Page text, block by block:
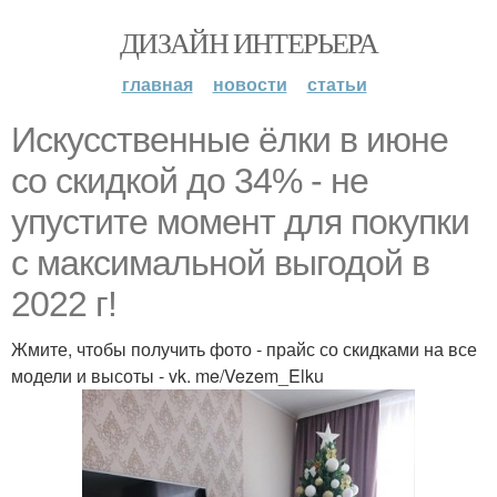
ДИЗАЙН ИНТЕРЬЕРА
главная новости статьи
Искусственные ёлки в июне
со скидкой до 34% - не
упустите момент для покупки
с максимальной выгодой в
2022 г!
Жмите, чтобы получить фото - прайс со скидками на все
модели и высоты - vk. me/Vezem_Elku